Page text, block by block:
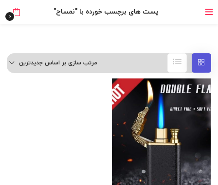
خرید قسطی با ترب‌پی
پست های برچسب خورده با "نمساح" 0
مرتب سازی بر اساس جدیدترین